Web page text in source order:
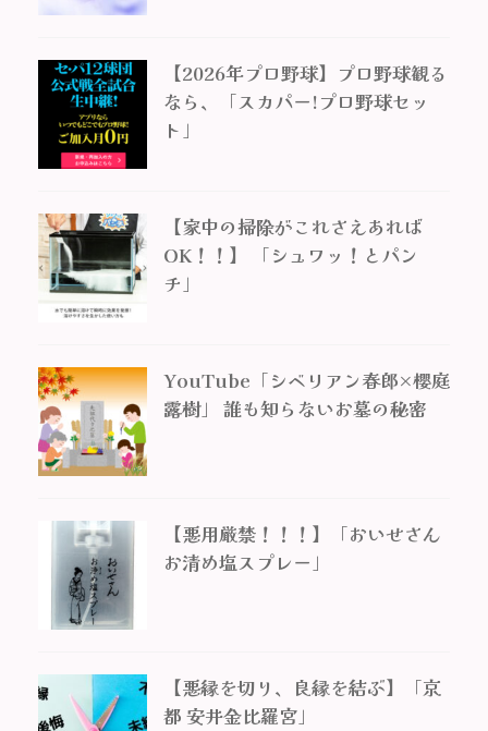
【2026年プロ野球】プロ野球観る
なら、「スカパー!プロ野球セッ
ト」
【家中の掃除がこれさえあれば
OK！！】 「シュワッ！とパン
チ」
YouTube「シベリアン春郎×櫻庭
露樹」 誰も知らないお墓の秘密
【悪用厳禁！！！】「おいせさん
お清め塩スプレー」
【悪縁を切り、良縁を結ぶ】「京
都 安井金比羅宮」